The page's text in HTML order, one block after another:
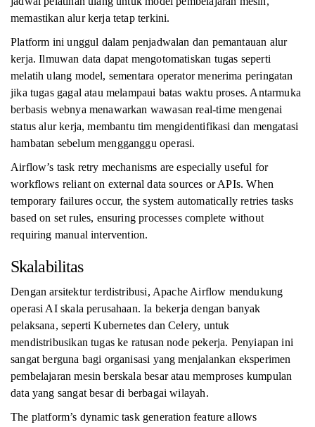
memastikan alur kerja tetap terkini.
Platform ini unggul dalam penjadwalan dan pemantauan alur
kerja. Ilmuwan data dapat mengotomatiskan tugas seperti
melatih ulang model, sementara operator menerima peringatan
jika tugas gagal atau melampaui batas waktu proses. Antarmuka
berbasis webnya menawarkan wawasan real-time mengenai
status alur kerja, membantu tim mengidentifikasi dan mengatasi
hambatan sebelum mengganggu operasi.
Airflow’s task retry mechanisms are especially useful for
workflows reliant on external data sources or APIs. When
temporary failures occur, the system automatically retries tasks
based on set rules, ensuring processes complete without
requiring manual intervention.
Skalabilitas
Dengan arsitektur terdistribusi, Apache Airflow mendukung
operasi AI skala perusahaan. Ia bekerja dengan banyak
pelaksana, seperti Kubernetes dan Celery, untuk
mendistribusikan tugas ke ratusan node pekerja. Penyiapan ini
sangat berguna bagi organisasi yang menjalankan eksperimen
pembelajaran mesin berskala besar atau memproses kumpulan
data yang sangat besar di berbagai wilayah.
The platform’s dynamic task generation feature allows